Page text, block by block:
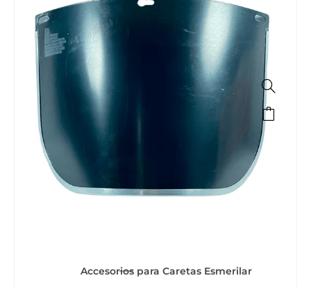
Accesorios para Caretas Esmerilar